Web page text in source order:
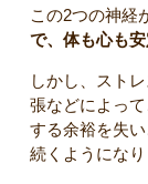
この2つの神経
で、体も心も
しかし、スト
張などによっ
する余裕を失
続くようになり